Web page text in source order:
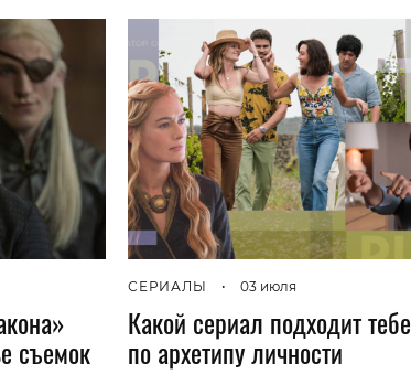
съемок
СЕРИАЛЫ • 03 июля
Какой сериал подходит тебе
по архетипу личности